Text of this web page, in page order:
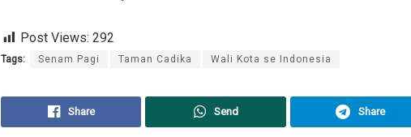
Post Views: 292
Tags: Senam Pagi Taman Cadika Wali Kota se Indonesia
Share Send Share